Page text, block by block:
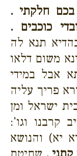
בכם חלקתי .
כוכבים .
תנא לה
משום דלאו
אבל במידי
פריך עליה
ישראל ומן
קרבנו וגו':
יא) והנושא